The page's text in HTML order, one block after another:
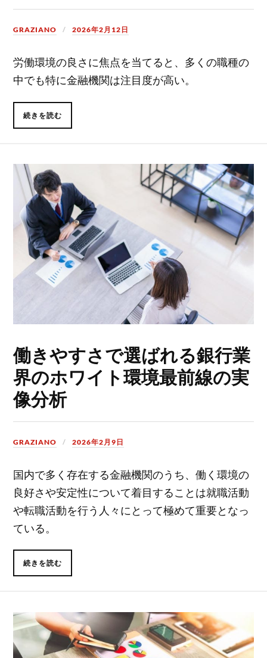
GRAZIANO 2026年2月12日
労働環境の良さに焦点を当てると、多くの職種の
中でも特に金融機関は注目度が高い。
続きを読む
働きやすさで選ばれる銀行業
界のホワイト環境最前線の実
像分析
GRAZIANO 2026年2月9日
国内で多く存在する金融機関のうち、働く環境の
良好さや安定性について着目することは就職活動
や転職活動を行う人々にとって極めて重要となっ
ている。
続きを読む